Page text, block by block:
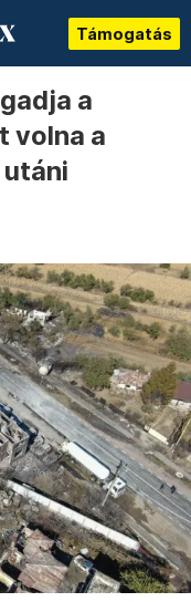
Támogatás
a
volna a